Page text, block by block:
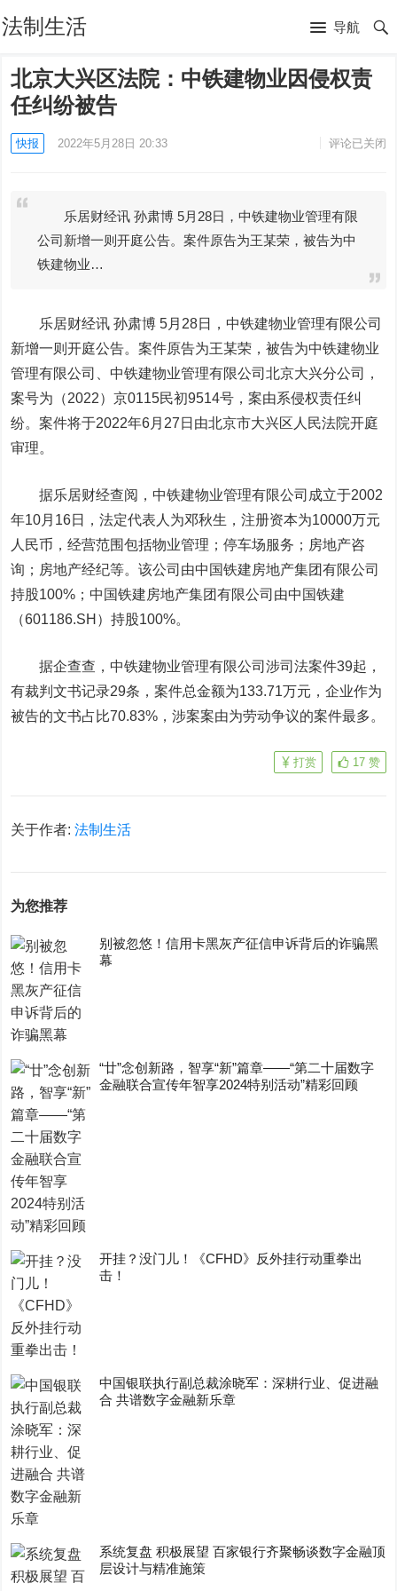
法制生活 导航
北京大兴区法院：中铁建物业因侵权责
任纠纷被告
快报 2022年5月28日 20:33 评论已关闭
乐居财经讯 孙肃博 5月28日，中铁建物业管理有限
公司新增一则开庭公告。案件原告为王某荣，被告为中
铁建物业…
乐居财经讯 孙肃博 5月28日，中铁建物业管理有限公司
新增一则开庭公告。案件原告为王某荣，被告为中铁建物业
管理有限公司、中铁建物业管理有限公司北京大兴分公司，
案号为（2022）京0115民初9514号，案由系侵权责任纠
纷。案件将于2022年6月27日由北京市大兴区人民法院开庭
审理。
据乐居财经查阅，中铁建物业管理有限公司成立于2002
年10月16日，法定代表人为邓秋生，注册资本为10000万元
人民币，经营范围包括物业管理；停车场服务；房地产咨
询；房地产经纪等。该公司由中国铁建房地产集团有限公司
持股100%；中国铁建房地产集团有限公司由中国铁建
（601186.SH）持股100%。
据企查查，中铁建物业管理有限公司涉司法案件39起，
有裁判文书记录29条，案件总金额为133.71万元，企业作为
被告的文书占比70.83%，涉案案由为劳动争议的案件最多。
17 赞
打赏
关于作者:法制生活
为您推荐
别被忽悠！信用卡黑灰产征信申诉背后的诈骗黑
幕
“廿”念创新路，智享“新”篇章——“第二十届数字
金融联合宣传年智享2024特别活动”精彩回顾
开挂？没门儿！《CFHD》反外挂行动重拳出
击！
中国银联执行副总裁涂晓军：深耕行业、促进融
合 共谱数字金融新乐章
系统复盘 积极展望 百家银行齐聚畅谈数字金融顶
层设计与精准施策